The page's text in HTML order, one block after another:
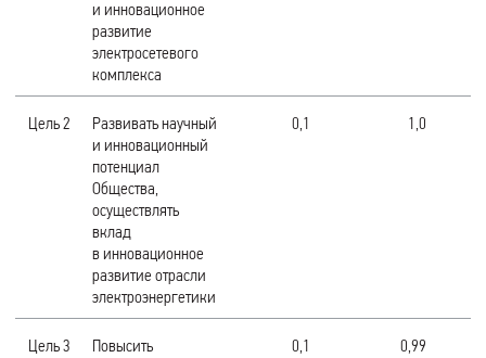
и инновационное
развитие
электросетевого
комплекса
Цель 2
Развивать научный
и инновационный
потенциал
Общества,
осуществлять
вклад
в инновационное
развитие отрасли
электроэнергетики
0,1 1,0
Цель 3
Повысить
0,1 0,99